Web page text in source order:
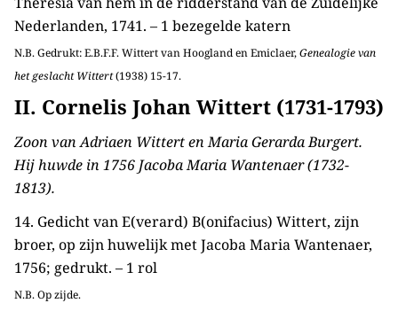
Nederlanden, 1741. – 1 bezegelde katern
N.B. Gedrukt: E.B.F.F. Wittert van Hoogland en Emiclaer,Genealogie van
het geslacht Wittert(1938) 15-17.
II. Cornelis Johan Wittert (1731-1793)
Zoon van Adriaen Wittert en Maria Gerarda Burgert.
Hij huwde in 1756 Jacoba Maria Wantenaer (1732-
1813).
14. Gedicht van E(verard) B(onifacius) Wittert, zijn
broer, op zijn huwelijk met Jacoba Maria Wantenaer,
1756; gedrukt. – 1 rol
N.B. Op zijde.